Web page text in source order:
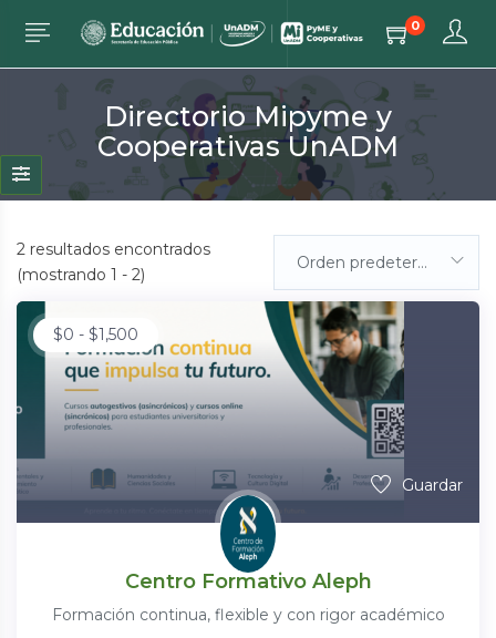
0
Directorio Mipyme y
Cooperativas UnADM
2 resultados encontrados
(mostrando 1 - 2)
Orden predeterminada
$0 - $1,500
Guardar
Centro Formativo Aleph
Formación continua, flexible y con rigor académico